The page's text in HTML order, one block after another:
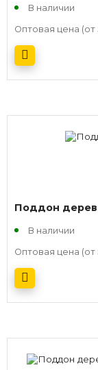
В наличии
Оптовая цена (от
Поддон
В наличии
Оптовая цена (от